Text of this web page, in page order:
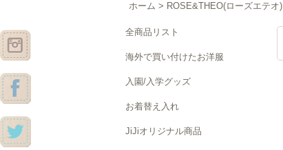
ホーム > ROSE&THEO(ローズエテオ)
全商品リスト
海外で買い付けたお洋服
入園/入学グッズ
お着替え入れ
JiJiオリジナル商品